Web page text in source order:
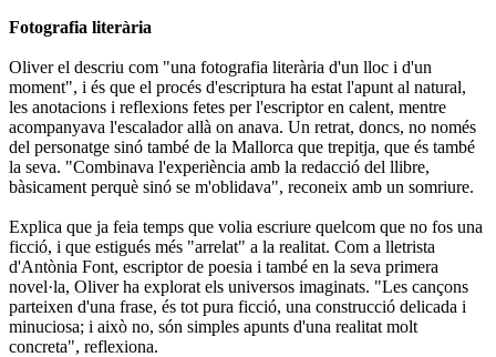
Fotografia literària
Oliver el descriu com "una fotografia literària d'un lloc i d'un
moment", i és que el procés d'escriptura ha estat l'apunt al natural,
les anotacions i reflexions fetes per l'escriptor en calent, mentre
acompanyava l'escalador allà on anava. Un retrat, doncs, no només
del personatge sinó també de la Mallorca que trepitja, que és també
la seva. "Combinava l'experiència amb la redacció del llibre,
bàsicament perquè sinó se m'oblidava", reconeix amb un somriure.
Explica que ja feia temps que volia escriure quelcom que no fos una
ficció, i que estigués més "arrelat" a la realitat. Com a lletrista
d'Antònia Font, escriptor de poesia i també en la seva primera
novel·la, Oliver ha explorat els universos imaginats. "Les cançons
parteixen d'una frase, és tot pura ficció, una construcció delicada i
minuciosa; i això no, són simples apunts d'una realitat molt
concreta", reflexiona.